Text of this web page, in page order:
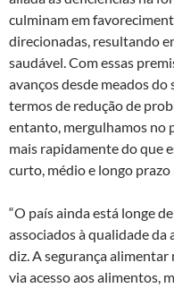
culminam em
direcionadas, resultando
saudável. Com essas
avanços desde meados
termos de redução de
entanto, mergulhamos no
mais rapidamente do que
curto, médio e longo prazo
“O país ainda está longe
associados à qualidade da
diz. A segurança alimentar
via acesso aos alimentos,